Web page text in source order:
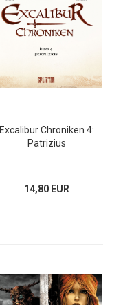
Excalibur Chroniken 4:
Patrizius
14,80 EUR